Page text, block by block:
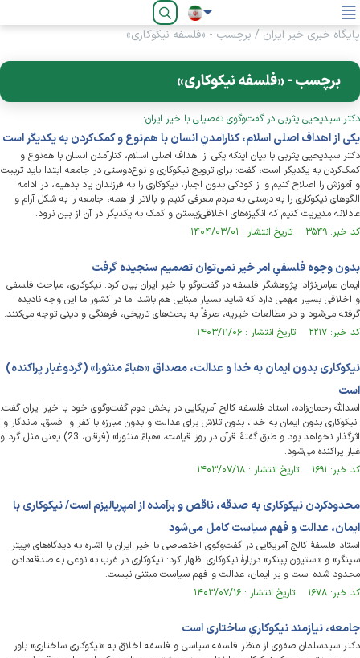
فارسی
پایگاه خبری خیر ایران / برچسب - «فلسفه نیکوکاری»
برچسب - «فلسفه نیکوکاری»
دکتر سیدیحیی یثربی در گفت‌وگوی تفصیلی با خیر ایران:
یکی از اهداف اصلی اسلام، کنارآمدنِ انسان با هم‌نوع و کمک‌کردن به یکدیگر است
دکتر سیدیحیی یثربی با بیان اینکه یکی از اهداف اصلی اسلام، کنارآمدن انسان با هم‌نوع و
کمک‌کردن به یکدیگر است، گفت: برای ترویج نیکوکاری و نوع‌دوستی در جامعه ابتدا باید تربیت
و آموزش را اصلاح کنیم و از کودکی بدون اجبار، نیکوکاری را به فرزندان یاد بدهیم، در ادامه
الگو‌های نیکوکاری را به درستی به مردم معرفی کنیم و بالاتر از همه، جامعه را به شکل آرام و
عادلانه مدیریت کنیم که انگیزه‌های اخلاقی‌زیستن و کمک به یکدیگر در آن از بین نرود.
کد خبر: ۳۵۴۹ تاریخ انتشار : ۱۴۰۴/۰۳/۰۱
بدون وجوه فلسفیِ امر خیر نمی‌توان تصمیم سنجیده گرفت
ایمان عباس‌نژاد؛ پژوهشگر فلسفه در گفت‌وگو با خیر ایران بیان کرد: نیکوکاری، مباحث فلسفی‌
و اخلاقی بسیار مهمی دارد که شاید بسیار مبنایی هم باشد اما در کشور ما این وجه نادیده
گرفته می‌شود و در مطالعات خیریه، صرفاً به بحث‌های تاریخی، فرهنگی و دینی توجه می‌کنند.
کد خبر: ۲۲۱۷ تاریخ انتشار : ۱۴۰۳/۱۱/۰۶
نیکوکاری بدون ایمان به خدا و عدالت، مصداق «هباءً منثورا» (گردوغبار پراکنده)
است
اسدالله رحمان‌زاده، استاد فلسفه کالج آمریکایی در بخش دوم گفت‌وگوی خود با خیر ایران گفت:
نیکوکاری بدون ایمان به خدا، بدون تلاش برای عدالت و بدون مبارزه با کفر و فسق، ماندگار و
اثرگذار نخواهد بود و طبق گفتۀ قرآن در روز قیامت، «هباءً منثورا» (فرقان، 23) یعنی مثل گرد و
غبار پراکنده می‌شود.
کد خبر: ۱۶۹۱ تاریخ انتشار : ۱۴۰۳/۰۷/۱۸
محدودکردن نیکوکاری به صدقه، ناقص و برآمده از امپریالیزم است/ نیکوکاری‌‎ با
ایمان، عدالت و فهم سیاست کامل می‌شود
استاد فلسفۀ کالج آمریکایی در گفت‌وگوی اختصاصی با خیر ایران با اشاره به دیدگاه‌های «پیتر
سینگر» و «استیون پینکر» دربارۀ نیکوکاری اظهار کرد: نیکوکاری در غرب به نوعی به صدقه‌دادن
محدود شده است و بر ایمان، عدالت و فهم سیاست مبتنی نیست.
کد خبر: ۱۶۷۸ تاریخ انتشار : ۱۴۰۳/۰۷/۱۶
جامعه، نیازمند نیکوکاریِ ساختاری است
دکتر سیدسلمان صفوی از منظر فلسفه سیاسی و فلسفه اخلاق به «نیکوکاری ساختاری» باور